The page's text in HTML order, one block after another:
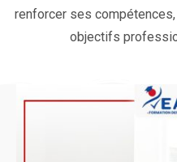
renforcer ses
objectifs